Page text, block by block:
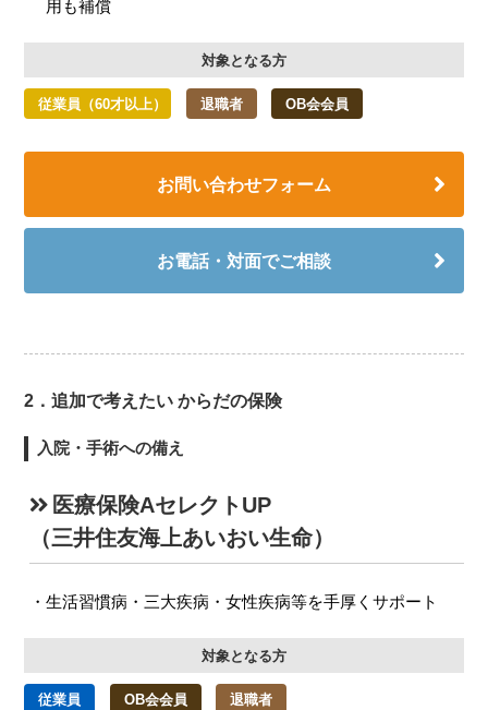
用も補償
対象となる方
従業員（60才以上） 退職者 OB会会員
お問い合わせフォーム
お電話・対面でご相談
2．追加で考えたい からだの保険
入院・手術への備え
医療保険AセレクトUP
（三井住友海上あいおい生命）
生活習慣病・三大疾病・女性疾病等を手厚くサポート
対象となる方
従業員 OB会会員 退職者